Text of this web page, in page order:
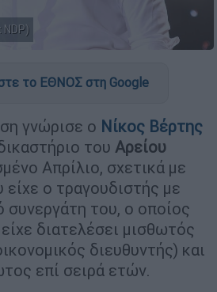
NDP)
το ΕΘΝΟΣ στη Google
γνώρισε ο Νίκος Βέρτης
του Αρείου
Απρίλιο, σχετικά με
είχε ο τραγουδιστής με
του, ο οποίος
διατελέσει μισθωτός
διευθυντής) και
επί σειρά ετών.